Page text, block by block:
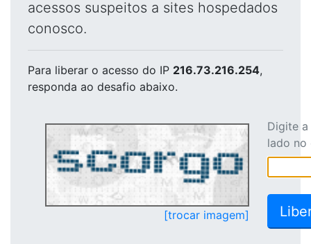
acessos suspeitos a sites hospedados
conosco.
Para liberar o acesso do IP 216.73.216.254,
responda ao desafio abaixo.
[trocar imagem]
Digite
lado no